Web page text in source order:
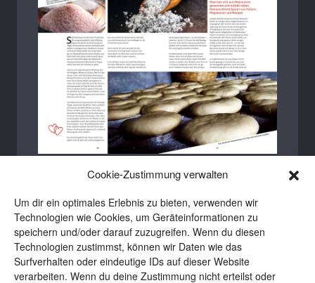
Cookie-Zustimmung verwalten
Um dir ein optimales Erlebnis zu bieten, verwenden wir
Technologien wie Cookies, um Geräteinformationen zu
speichern und/oder darauf zuzugreifen. Wenn du diesen
Technologien zustimmst, können wir Daten wie das
Surfverhalten oder eindeutige IDs auf dieser Website
verarbeiten. Wenn du deine Zustimmung nicht erteilst oder